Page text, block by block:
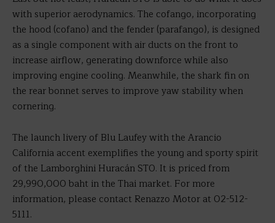
with superior aerodynamics. The cofango, incorporating
the hood (cofano) and the fender (parafango), is designed
as a single component with air ducts on the front to
increase airflow, generating downforce while also
improving engine cooling. Meanwhile, the shark fin on
the rear bonnet serves to improve yaw stability when
cornering.
The launch livery of Blu Laufey with the Arancio
California accent exemplifies the young and sporty spirit
of the Lamborghini Huracán STO. It is priced from
29,990,000 baht in the Thai market. For more
information, please contact Renazzo Motor at 02-512-
5111.